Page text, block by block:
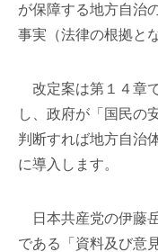
が保障する地方自治
事実（法律の根拠と
改定案は第１４章
し、政府が「国民の
判断すれば地方自治
に導入します。
日本共産党の伊藤
である「資料及び意